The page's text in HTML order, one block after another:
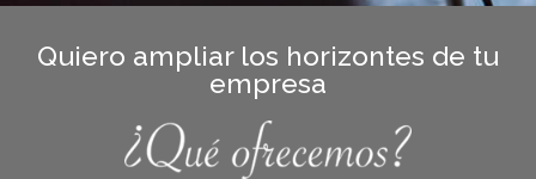
Quiero ampliar los horizontes de tu
empresa